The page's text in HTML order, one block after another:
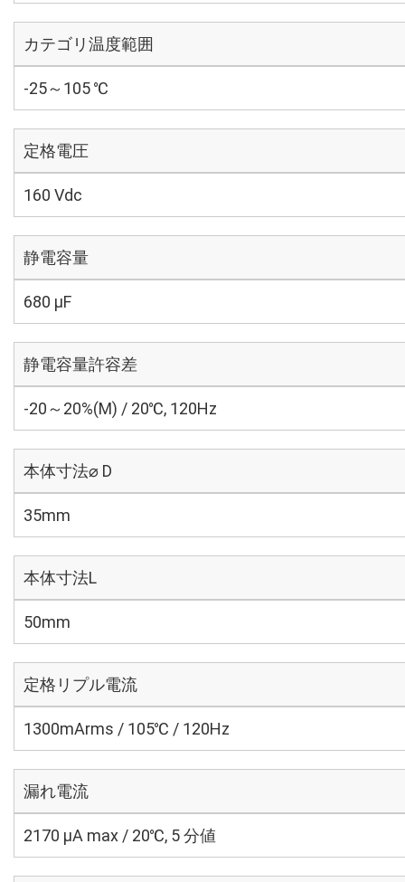
カテゴリ温度範囲
-25～105 ℃
定格電圧
160 Vdc
静電容量
680 µF
静電容量許容差
-20～20%(M) / 20℃, 120Hz
本体寸法⌀ D
35mm
本体寸法L
50mm
定格リプル電流
1300mArms / 105℃ / 120Hz
漏れ電流
2170 μA max / 20℃, 5 分値